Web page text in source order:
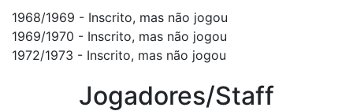
1968/1969 - Inscrito, mas não jogou
1969/1970 - Inscrito, mas não jogou
1972/1973 - Inscrito, mas não jogou
Jogadores/Staff